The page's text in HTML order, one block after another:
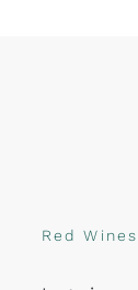
Red Wines